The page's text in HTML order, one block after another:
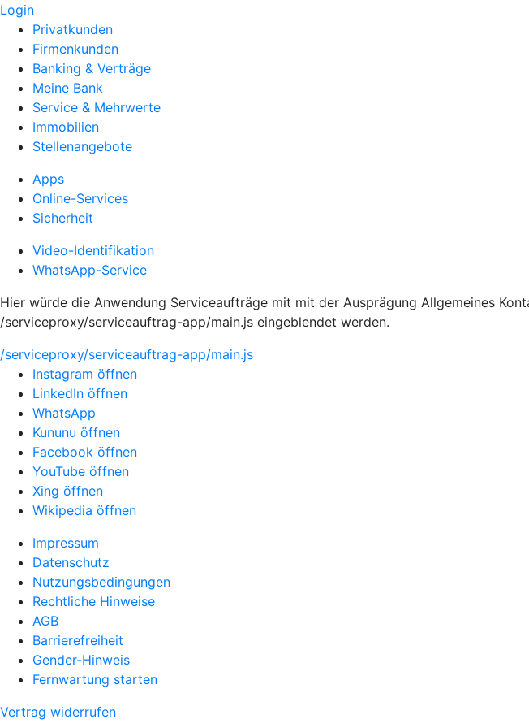
Login
Privatkunden
Firmenkunden
Banking & Verträge
Meine Bank
Service & Mehrwerte
Immobilien
Stellenangebote
Apps
Online-Services
Sicherheit
Video-Identifikation
WhatsApp-Service
Hier würde die Anwendung Serviceaufträge mit mit der Ausprägung Allgemeines
/serviceproxy/serviceauftrag-app/main.js eingeblendet werden.
/serviceproxy/serviceauftrag-app/main.js
Instagram öffnen
LinkedIn öffnen
WhatsApp
Kununu öffnen
Facebook öffnen
YouTube öffnen
Xing öffnen
Wikipedia öffnen
Impressum
Datenschutz
Nutzungsbedingungen
Rechtliche Hinweise
AGB
Barrierefreiheit
Gender-Hinweis
Fernwartung starten
Vertrag widerrufen